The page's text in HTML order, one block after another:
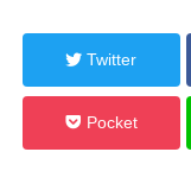
Twitter
Pocket